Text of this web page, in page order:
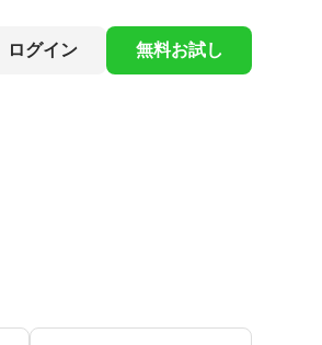
ログイン 無料お試し